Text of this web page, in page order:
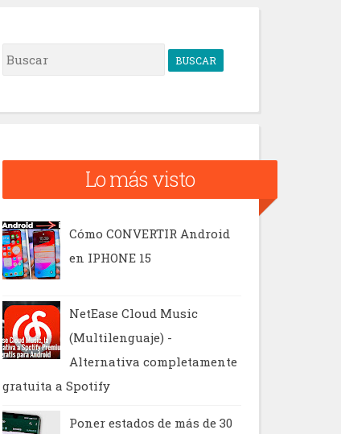
B
u
Lo más visto
Cómo CONVERTIR Android
en IPHONE 15
NetEase Cloud Music
(Multilenguaje) -
Alternativa completamente
gratuita a Spotify
Poner estados de más de 30